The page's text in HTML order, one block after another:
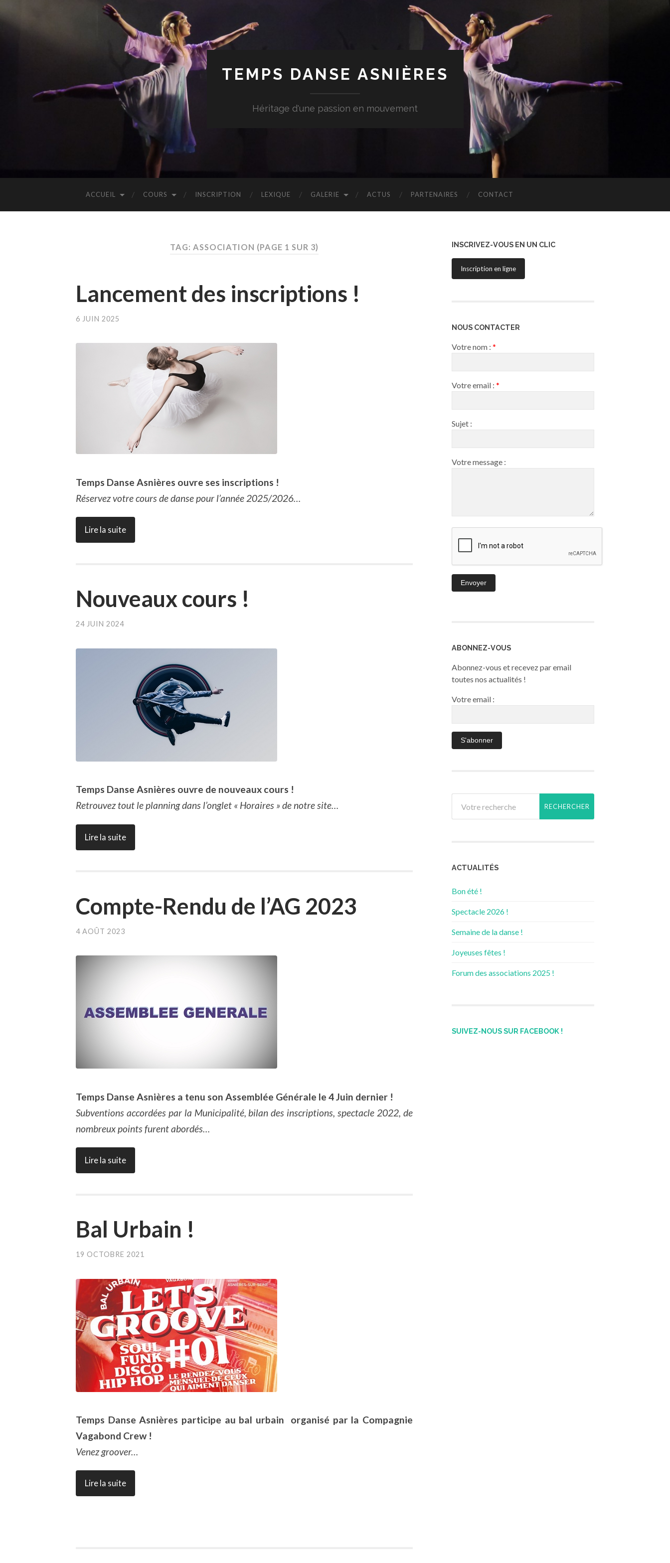
TEMPS DANSE ASNIÈRES
Héritage d'une passion en mouvement
ACCUEIL COURS INSCRIPTION LEXIQUE GALERIE ACTUS PARTENAIRES CONTACT
TAG: ASSOCIATION (PAGE 1 SUR 3)
Lancement des inscriptions !
6 JUIN 2025
Temps Danse Asnières ouvre ses inscriptions !
Réservez votre cours de danse pour l’année 2025/2026…
Lire la suite
Nouveaux cours !
24 JUIN 2024
Temps Danse Asnières ouvre de nouveaux cours !
Retrouvez tout le planning dans l’onglet « Horaires » de notre site…
Lire la suite
Compte-Rendu de l’AG 2023
4 AOÛT 2023
Temps Danse Asnières a tenu son Assemblée Générale le 4 Juin dernier !
Subventions accordées par la Municipalité, bilan des inscriptions, spectacle 2022, de
nombreux points furent abordés…
Lire la suite
Bal Urbain !
19 OCTOBRE 2021
Temps Danse Asnières participe au bal urbain organisé par la Compagnie
Vagabond Crew !
Venez groover…
Lire la suite
INSCRIVEZ-VOUS EN UN CLIC
Inscription en ligne
NOUS CONTACTER
Votre nom : *
Votre email : *
Sujet :
Votre message :
ABONNEZ-VOUS
Abonnez-vous et recevez par email
toutes nos actualités !
Votre email :
ACTUALITÉS
Bon été !
Spectacle 2026 !
Semaine de la danse !
Joyeuses fêtes !
Forum des associations 2025 !
SUIVEZ-NOUS SUR FACEBOOK !